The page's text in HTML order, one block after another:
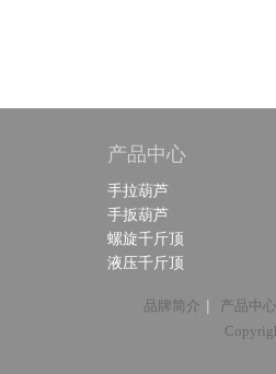
产品中心
手拉葫芦
手扳葫芦
螺旋千斤顶
液压千斤顶
品牌简介 |
产品中心